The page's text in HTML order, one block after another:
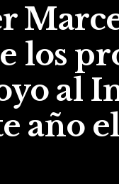
los
al
año